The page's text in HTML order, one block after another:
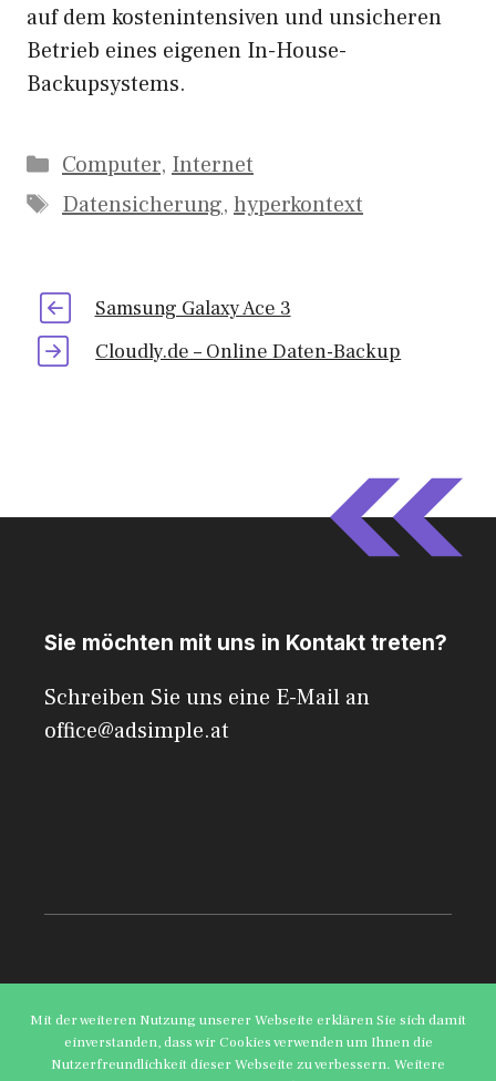
auf dem kostenintensiven und unsicheren
Betrieb eines eigenen In-House-
Backupsystems.
Kategorien
Computer, Internet
Schlagwörter
Datensicherung, hyperkontext
Samsung Galaxy Ace 3
Cloudly.de – Online Daten-Backup
Sie möchten mit uns in Kontakt treten?
Schreiben Sie uns eine E-Mail an
office@adsimple.at
Datenschutzerklärung Impressum
Mit der weiteren Nutzung unserer Webseite erklären Sie sich damit
einverstanden, dass wir Cookies verwenden um Ihnen die
Nutzerfreundlichkeit dieser Webseite zu verbessern. Weitere